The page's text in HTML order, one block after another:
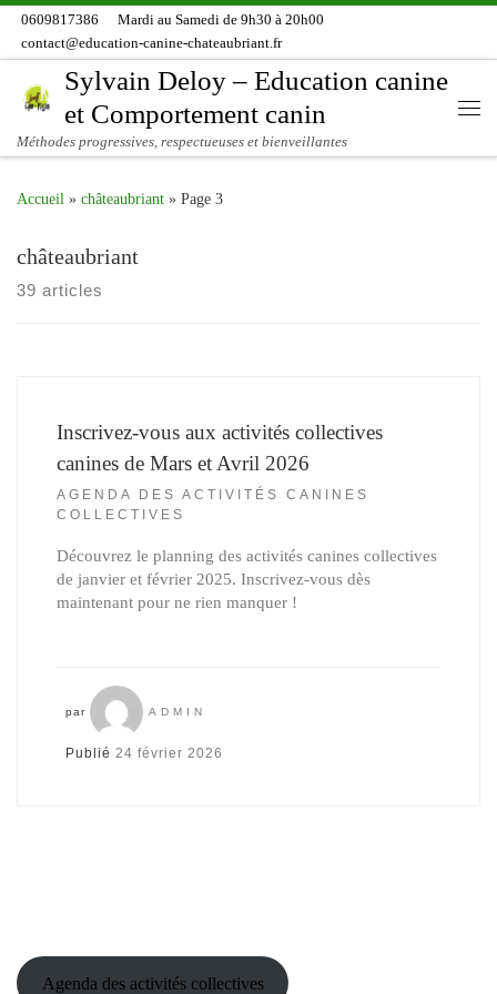
Skip to content
0609817386
Mardi au Samedi de 9h30 à 20h00
contact@education-canine-chateaubriant.fr
Sylvain Deloy – Education canine
et Comportement canin
Méthodes progressives, respectueuses et bienveillantes
Accueil » châteaubriant » Page 3
châteaubriant
39 articles
Inscrivez-vous aux activités collectives
canines de Mars et Avril 2026
AGENDA DES ACTIVITÉS CANINES
COLLECTIVES
Découvrez le planning des activités canines collectives
de janvier et février 2025. Inscrivez-vous dès
maintenant pour ne rien manquer !
par ADMIN
Publié24 février 2026
Agenda des activités collectives